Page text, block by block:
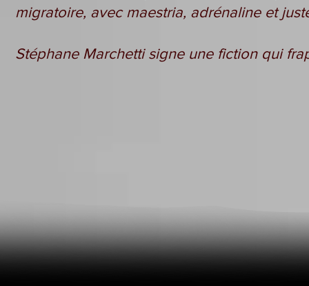
migratoire, avec maestria, adrénaline et
Stéphane Marchetti signe une fiction qui